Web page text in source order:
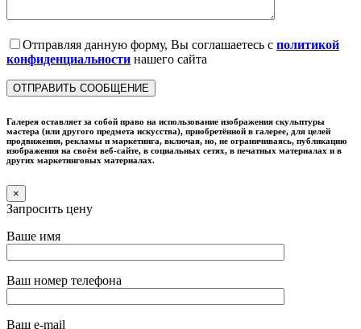
Отправляя данную форму, Вы соглашаетесь с политикой
конфиденциальности нашего сайта
Галерея оставляет за собой право на использование изображения скульптуры
мастера (или другого предмета искусства), приобретённой в галерее, для целей
продвижения, рекламы и маркетинга, включая, но, не ограничиваясь, публикацию
изображения на своём веб-сайте, в социальных сетях, в печатных материалах и в
других маркетинговых материалах.
×
Запросить цену
Ваше имя
Ваш номер телефона
Ваш e-mail